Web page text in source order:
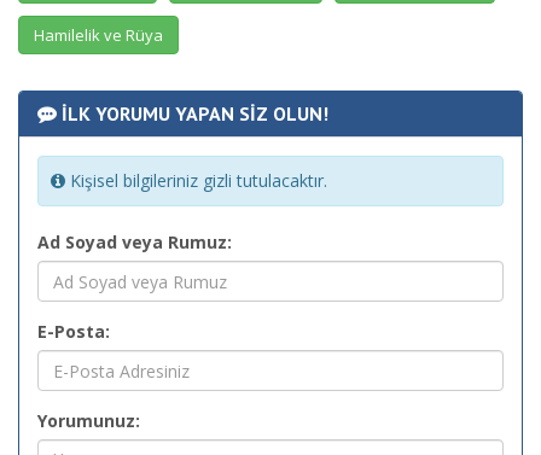
Hamilelik ve Rüya
İLK YORUMU YAPAN SİZ OLUN!
Kişisel bilgileriniz gizli tutulacaktır.
Ad Soyad veya Rumuz:
E-Posta:
Yorumunuz: